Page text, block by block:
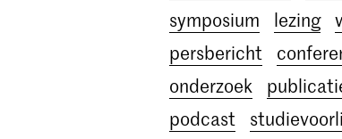
symposium
lezing
persbericht
onderzoek
podcast